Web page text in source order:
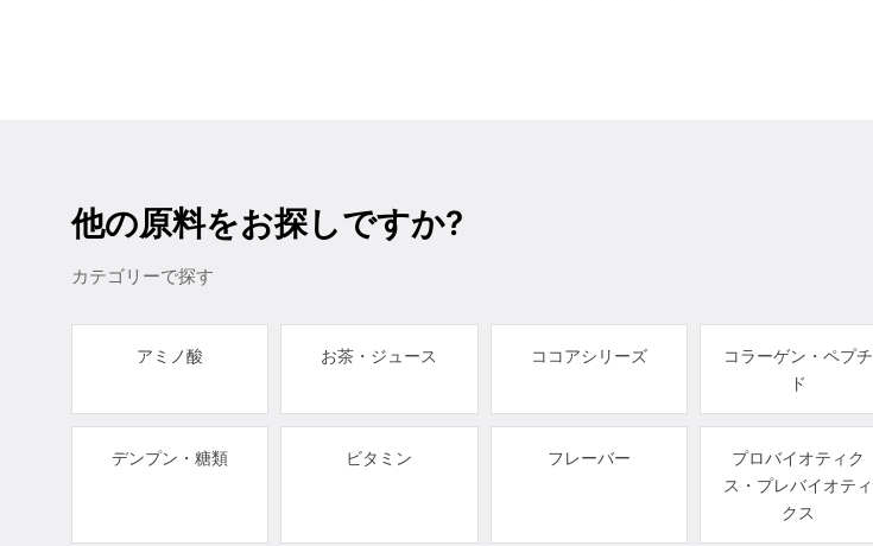
他の原料をお探しですか?
カテゴリーで探す
アミノ酸 お茶・ジュース ココアシリーズ
コラーゲン・ペプチ
ド
デンプン・糖類 ビタミン フレーバー
プロバイオティク
ス・プレバイオティ
クス